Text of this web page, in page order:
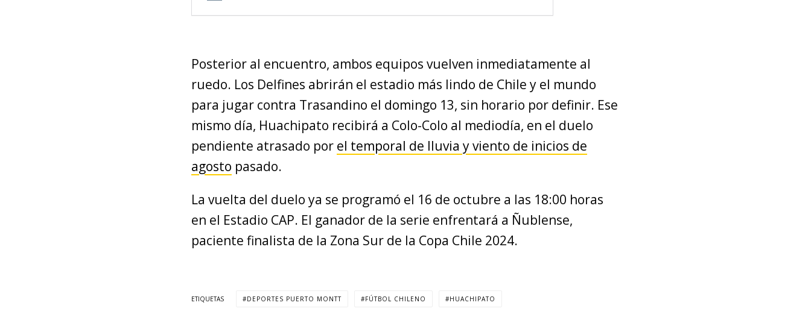
Posterior al encuentro, ambos equipos vuelven inmediatamente al
ruedo. Los Delfines abrirán el estadio más lindo de Chile y el mundo
para jugar contra Trasandino el domingo 13, sin horario por definir. Ese
mismo día, Huachipato recibirá a Colo-Colo al mediodía, en el duelo
pendiente atrasado por el temporal de lluvia y viento de inicios de
agosto pasado.
La vuelta del duelo ya se programó el 16 de octubre a las 18:00 horas
en el Estadio CAP. El ganador de la serie enfrentará a Ñublense,
paciente finalista de la Zona Sur de la Copa Chile 2024.
ETIQUETAS DEPORTES PUERTO MONTT FÚTBOL CHILENO HUACHIPATO